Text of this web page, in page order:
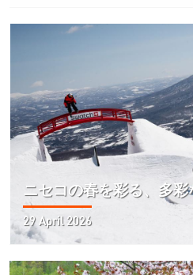
ニセコの春を彩る、多
29 April 2026